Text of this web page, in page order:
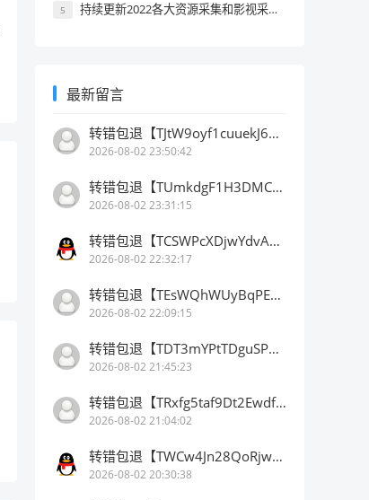
5 持续更新2022各大资源采集和影视采集站推荐
最新留言
转错包退【TJtW9oyf1cuuekJ67kFvt5e9KbdW6HfDB3】客服TeleGram:【@TrxEm】
2026-08-02 23:50:42
转错包退【TUmkdgF1H3DMCrB2mu5qwsB3LXGbkLBhn9】客服TeleGram:【@TrxEm】
2026-08-02 23:31:15
转错包退【TCSWPcXDjwYdvAbtfVsYuTP9LYqv5ainhr】客服TeleGram:【@TrxEm】
2026-08-02 22:32:17
转错包退【TEsWQhWUyBqPEBNiombiNduDJoAHLyyqAx】客服TeleGram:【@TrxEm】
2026-08-02 22:09:15
转错包退【TDT3mYPtTDguSP7vk8NofW37WADwQXejY2】客服TeleGram:【@TrxEm】
2026-08-02 21:45:23
转错包退【TRxfg5taf9Dt2Ewdfj8qS32jqv66666666】客服TeleGram:【@TrxEm】
2026-08-02 21:04:02
转错包退【TWCw4Jn28QoRjwpFVgRsUwpi8DDDDDDDDD】客服TeleGram:【@TrxEm】
2026-08-02 20:30:38